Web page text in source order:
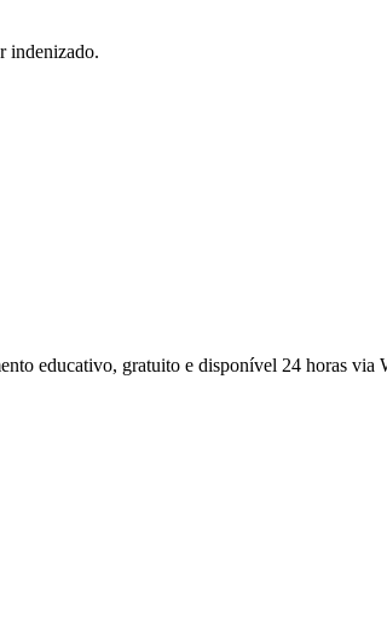
indenizado.
educativo, gratuito e disponível 24 horas via